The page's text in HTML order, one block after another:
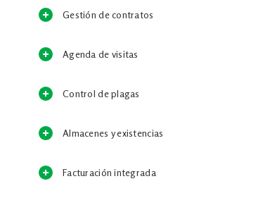
Gestión de contratos
Agenda de visitas
Control de plagas
Almacenes y existencias
Facturación integrada